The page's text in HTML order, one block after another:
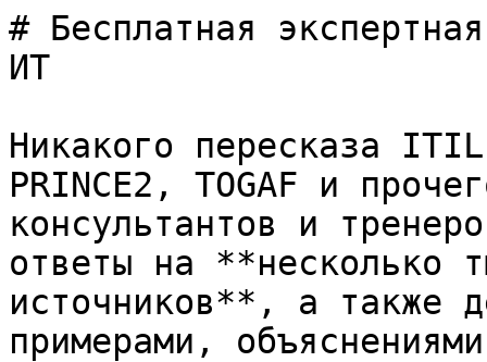
# Бесплатная
ИТ
Никакого пересказа
PRINCE2, TOGAF и
консультантов и
ответы на **несколько
источников**, а также
примерами,